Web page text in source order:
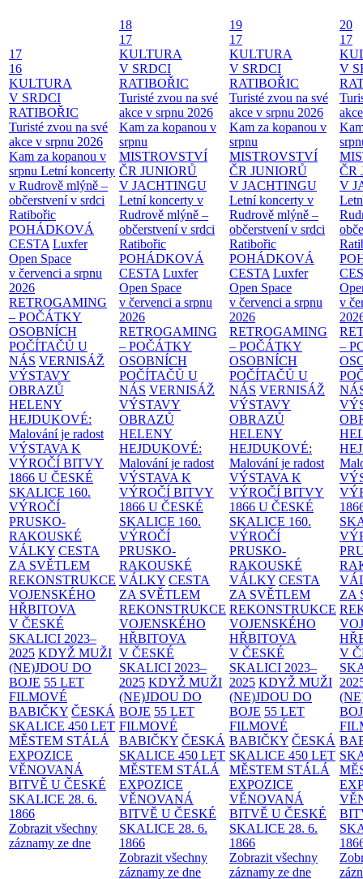
17
16
KULTURA
V SRDCI
RATIBOŘIC
Turisté zvou na své
akce v srpnu 2026
Kam za kopanou v
srpnu Letní koncerty
v Rudrově mlýně –
občerstvení v srdci
Ratibořic
POHÁDKOVÁ
CESTA Luxfer
Open Space
v červenci a srpnu
2026
RETROGAMING
– POČÁTKY
OSOBNÍCH
POČÍTAČŮ U
NÁS VERNISÁŽ
VÝSTAVY
OBRAZŮ
HELENY
HEJDUKOVÉ:
Malování je radost
VÝSTAVA K
VÝROČÍ BITVY
1866 U ČESKÉ
SKALICE 160.
VÝROČÍ
PRUSKO-
RAKOUSKÉ
VÁLKY CESTA
ZA SVĚTLEM
REKONSTRUKCE
VOJENSKÉHO
HŘBITOVA
V ČESKÉ
SKALICI 2023–
2025 KDYŽ MUŽI
(NE)JDOU DO
BOJE 55 LET
FILMOVÉ
BABIČKY ČESKÁ
SKALICE 450 LET
MĚSTEM STÁLÁ
EXPOZICE
VĚNOVANÁ
BITVĚ U ČESKÉ
SKALICE 28. 6.
1866
Zobrazit všechny
záznamy ze dne
18
17
KULTURA
V SRDCI
RATIBOŘIC
Turisté zvou na své
akce v srpnu 2026
Kam za kopanou v
srpnu
MISTROVSTVÍ
ČR JUNIORŮ
V JACHTINGU
Letní koncerty v
Rudrově mlýně –
občerstvení v srdci
Ratibořic
POHÁDKOVÁ
CESTA Luxfer
Open Space
v červenci a srpnu
2026
RETROGAMING
– POČÁTKY
OSOBNÍCH
POČÍTAČŮ U
NÁS VERNISÁŽ
VÝSTAVY
OBRAZŮ
HELENY
HEJDUKOVÉ:
Malování je radost
VÝSTAVA K
VÝROČÍ BITVY
1866 U ČESKÉ
SKALICE 160.
VÝROČÍ
PRUSKO-
RAKOUSKÉ
VÁLKY CESTA
ZA SVĚTLEM
REKONSTRUKCE
VOJENSKÉHO
HŘBITOVA
V ČESKÉ
SKALICI 2023–
2025 KDYŽ MUŽI
(NE)JDOU DO
BOJE 55 LET
FILMOVÉ
BABIČKY ČESKÁ
SKALICE 450 LET
MĚSTEM STÁLÁ
EXPOZICE
VĚNOVANÁ
BITVĚ U ČESKÉ
SKALICE 28. 6.
1866
Zobrazit všechny
záznamy ze dne
19
17
KULTURA
V SRDCI
RATIBOŘIC
Turisté zvou na své
akce v srpnu 2026
Kam za kopanou v
srpnu
MISTROVSTVÍ
ČR JUNIORŮ
V JACHTINGU
Letní koncerty v
Rudrově mlýně –
občerstvení v srdci
Ratibořic
POHÁDKOVÁ
CESTA Luxfer
Open Space
v červenci a srpnu
2026
RETROGAMING
– POČÁTKY
OSOBNÍCH
POČÍTAČŮ U
NÁS VERNISÁŽ
VÝSTAVY
OBRAZŮ
HELENY
HEJDUKOVÉ:
Malování je radost
VÝSTAVA K
VÝROČÍ BITVY
1866 U ČESKÉ
SKALICE 160.
VÝROČÍ
PRUSKO-
RAKOUSKÉ
VÁLKY CESTA
ZA SVĚTLEM
REKONSTRUKCE
VOJENSKÉHO
HŘBITOVA
V ČESKÉ
SKALICI 2023–
2025 KDYŽ MUŽI
(NE)JDOU DO
BOJE 55 LET
FILMOVÉ
BABIČKY ČESKÁ
SKALICE 450 LET
MĚSTEM STÁLÁ
EXPOZICE
VĚNOVANÁ
BITVĚ U ČESKÉ
SKALICE 28. 6.
1866
Zobrazit všechny
záznamy ze dne
20
17
V
ČR
V
v
–
ZA
V